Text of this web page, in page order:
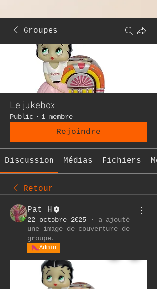
Groupes
Le jukebox
Public · 1 membre
Rejoindre
Discussion Médias Fichiers
Retour
Pat H
22 octobre 2025 · a ajouté
une image de couverture de
groupe.
Admin